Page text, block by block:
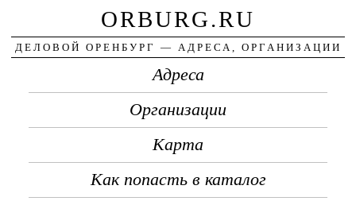
ORBURG.RU
ДЕЛОВОЙ ОРЕНБУРГ — АДРЕСА, ОРГАНИЗАЦИИ
Адреса
Организации
Карта
Как попасть в каталог